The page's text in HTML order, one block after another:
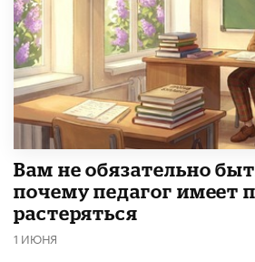
​Вам не обязательно
почему педагог имеет
растеряться
1 ИЮНЯ